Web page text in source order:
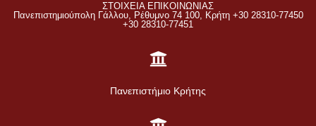
ΣΤΟΙΧΕΙΑ ΕΠΙΚΟΙΝΩΝΙΑΣ
Πανεπιστημιούπολη Γάλλου, Ρέθυμνο 74 100, Κρήτη +30 28310-77450
+30 28310-77451
Πανεπιστήμιο Κρήτης